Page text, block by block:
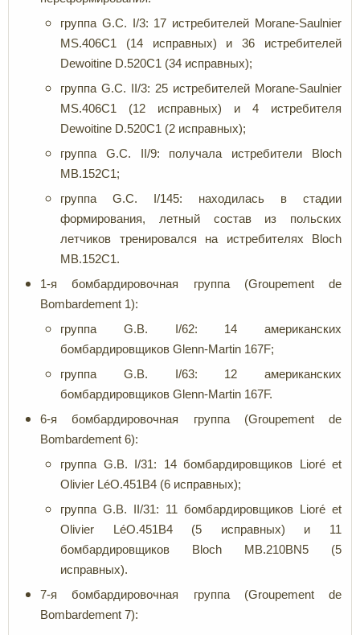
группа G.C. I/3: 17 истребителей Morane-Saulnier
MS.406C1 (14 исправных) и 36 истребителей
Dewoitine D.520C1 (34 исправных);
группа G.C. II/3: 25 истребителей Morane-Saulnier
MS.406C1 (12 исправных) и 4 истребителя
Dewoitine D.520C1 (2 исправных);
группа G.C. II/9: получала истребители Bloch
MB.152C1;
группа G.C. I/145: находилась в стадии
формирования, летный состав из польских
летчиков тренировался на истребителях Bloch
MB.152C1.
1-я бомбардировочная группа (Groupement de
Bombardement 1):
группа G.B. I/62: 14 американских
бомбардировщиков Glenn-Martin 167F;
группа G.B. I/63: 12 американских
бомбардировщиков Glenn-Martin 167F.
6-я бомбардировочная группа (Groupement de
Bombardement 6):
группа G.B. I/31: 14 бомбардировщиков Lioré et
Olivier LéO.451B4 (6 исправных);
группа G.B. II/31: 11 бомбардировщиков Lioré et
Olivier LéO.451B4 (5 исправных) и 11
бомбардировщиков Bloch MB.210BN5 (5
исправных).
7-я бомбардировочная группа (Groupement de
Bombardement 7):